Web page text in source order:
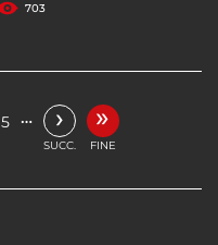
703
5 … ›
SUCC.
»
FINE